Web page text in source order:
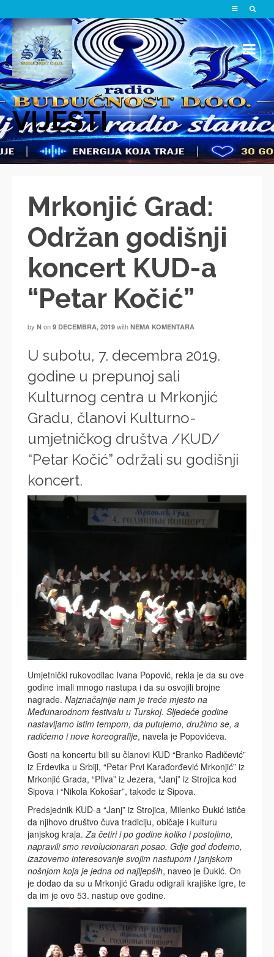
VIJESTI
Mrkonjić Grad:
Održan godišnji
koncert KUD-a
“Petar Kočić”
by N on 9 DECEMBRA, 2019 with NEMA KOMENTARA
U subotu, 7. decembra 2019.
godine u prepunoj sali
Kulturnog centra u Mrkonjić
Gradu, članovi Kulturno-
umjetničkog društva /KUD/
“Petar Kočić” održali su godišnji
koncert.
Umjetnički rukovodilac Ivana Popović, rekla je da su ove
godine imali mnogo nastupa i da su osvojili brojne
nagrade. Najznačajnije nam je treće mjesto na
Međunarodnom festivalu u Turskoj. Sljedeće godine
nastavljamo istim tempom, da putujemo, družimo se, a
radićemo i nove koreografije, navela je Popovićeva.
Gosti na koncertu bili su članovi KUD “Branko Radičević”
iz Erdevika u Srbiji, “Petar Prvi Karađorđević Mrkonjić” iz
Mrkonjić Grada, “Pliva” iz Jezera, “Janj” iz Strojica kod
Šipova i “Nikola Kokošar”, takođe iz Šipova.
Predsjednik KUD-a “Janj” iz Strojica, Milenko Đukić ističe
da njihovo društvo čuva tradiciju, običaje i kulturu
janjskog kraja. Za četiri i po godine koliko i postojimo,
napravili smo revolucionaran posao. Gdje god dođemo,
izazovemo interesovanje svojim nastupom i janjskom
nošnjom koja je jedna od najljepših, naveo je Đukić. On
je dodao da su u Mrkonjić Gradu odigrali krajiške igre, te
da im je ovo 53. nastup ove godine.